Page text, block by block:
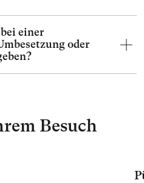
einer
oder
Besuch